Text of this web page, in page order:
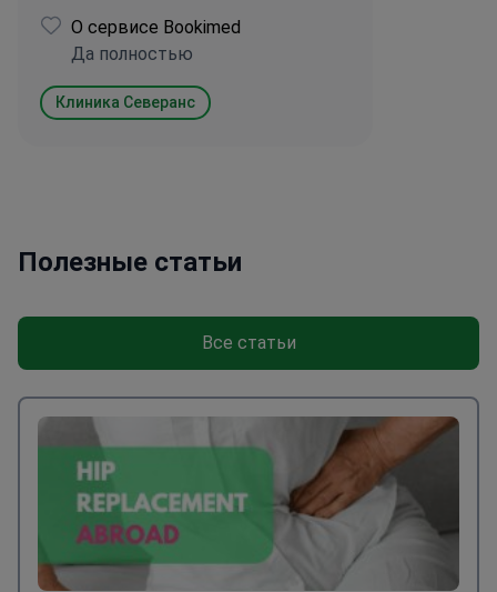
О сервисе Bookimed
Да полностью
Клиника Северанс
Полезные статьи
Все статьи